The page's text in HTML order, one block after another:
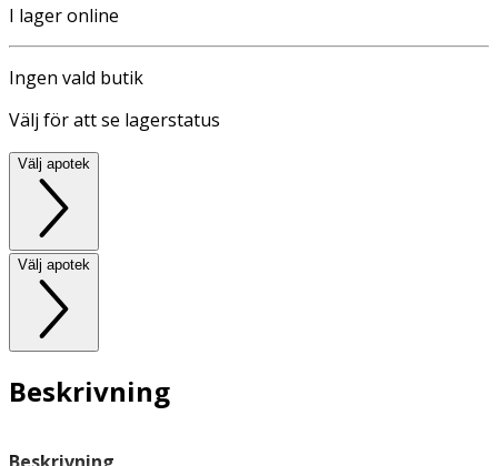
I lager online
Ingen vald butik
Välj för att se lagerstatus
Välj apotek
Välj apotek
Beskrivning